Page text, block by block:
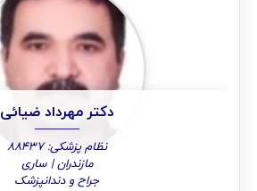
دکتر مهرداد ضیائی
نظام پزشکی: 88437
مازندران | ساری
جراح و دندانپزشک